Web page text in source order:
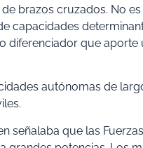
brazos cruzados. No
capacidades
diferenciador que aporte
autónomas de
señalaba que las